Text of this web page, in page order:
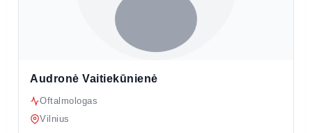
Audronė Vaitiekūnienė
Oftalmologas
Vilnius